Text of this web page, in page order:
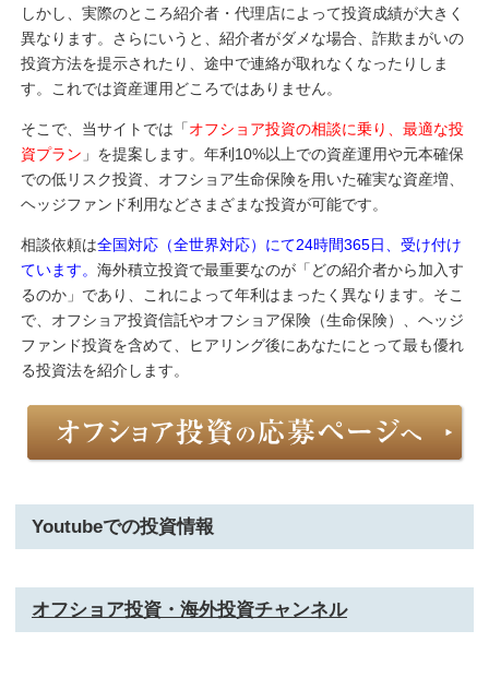
しかし、実際のところ紹介者・代理店によって投資成績が大きく
異なります。さらにいうと、紹介者がダメな場合、詐欺まがいの
投資方法を提示されたり、途中で連絡が取れなくなったりしま
す。これでは資産運用どころではありません。
そこで、当サイトでは「オフショア投資の相談に乗り、最適な投
資プラン 」を提案します。年利10%以上での資産運用や元本確保
での低リスク投資、オフショア生命保険を用いた確実な資産増、
ヘッジファンド利用などさまざまな投資が可能です。
相談依頼は全国対応（全世界対応）にて24時間365日、受け付け
ています。 海外積立投資で最重要なのが「どの紹介者から加入す
るのか」であり、これによって年利はまったく異なります。そこ
で、オフショア投資信託やオフショア保険（生命保険）、ヘッジ
ファンド投資を含めて、ヒアリング後にあなたにとって最も優れ
る投資法を紹介します。
Youtubeでの投資情報
オフショア投資・海外投資チャンネル